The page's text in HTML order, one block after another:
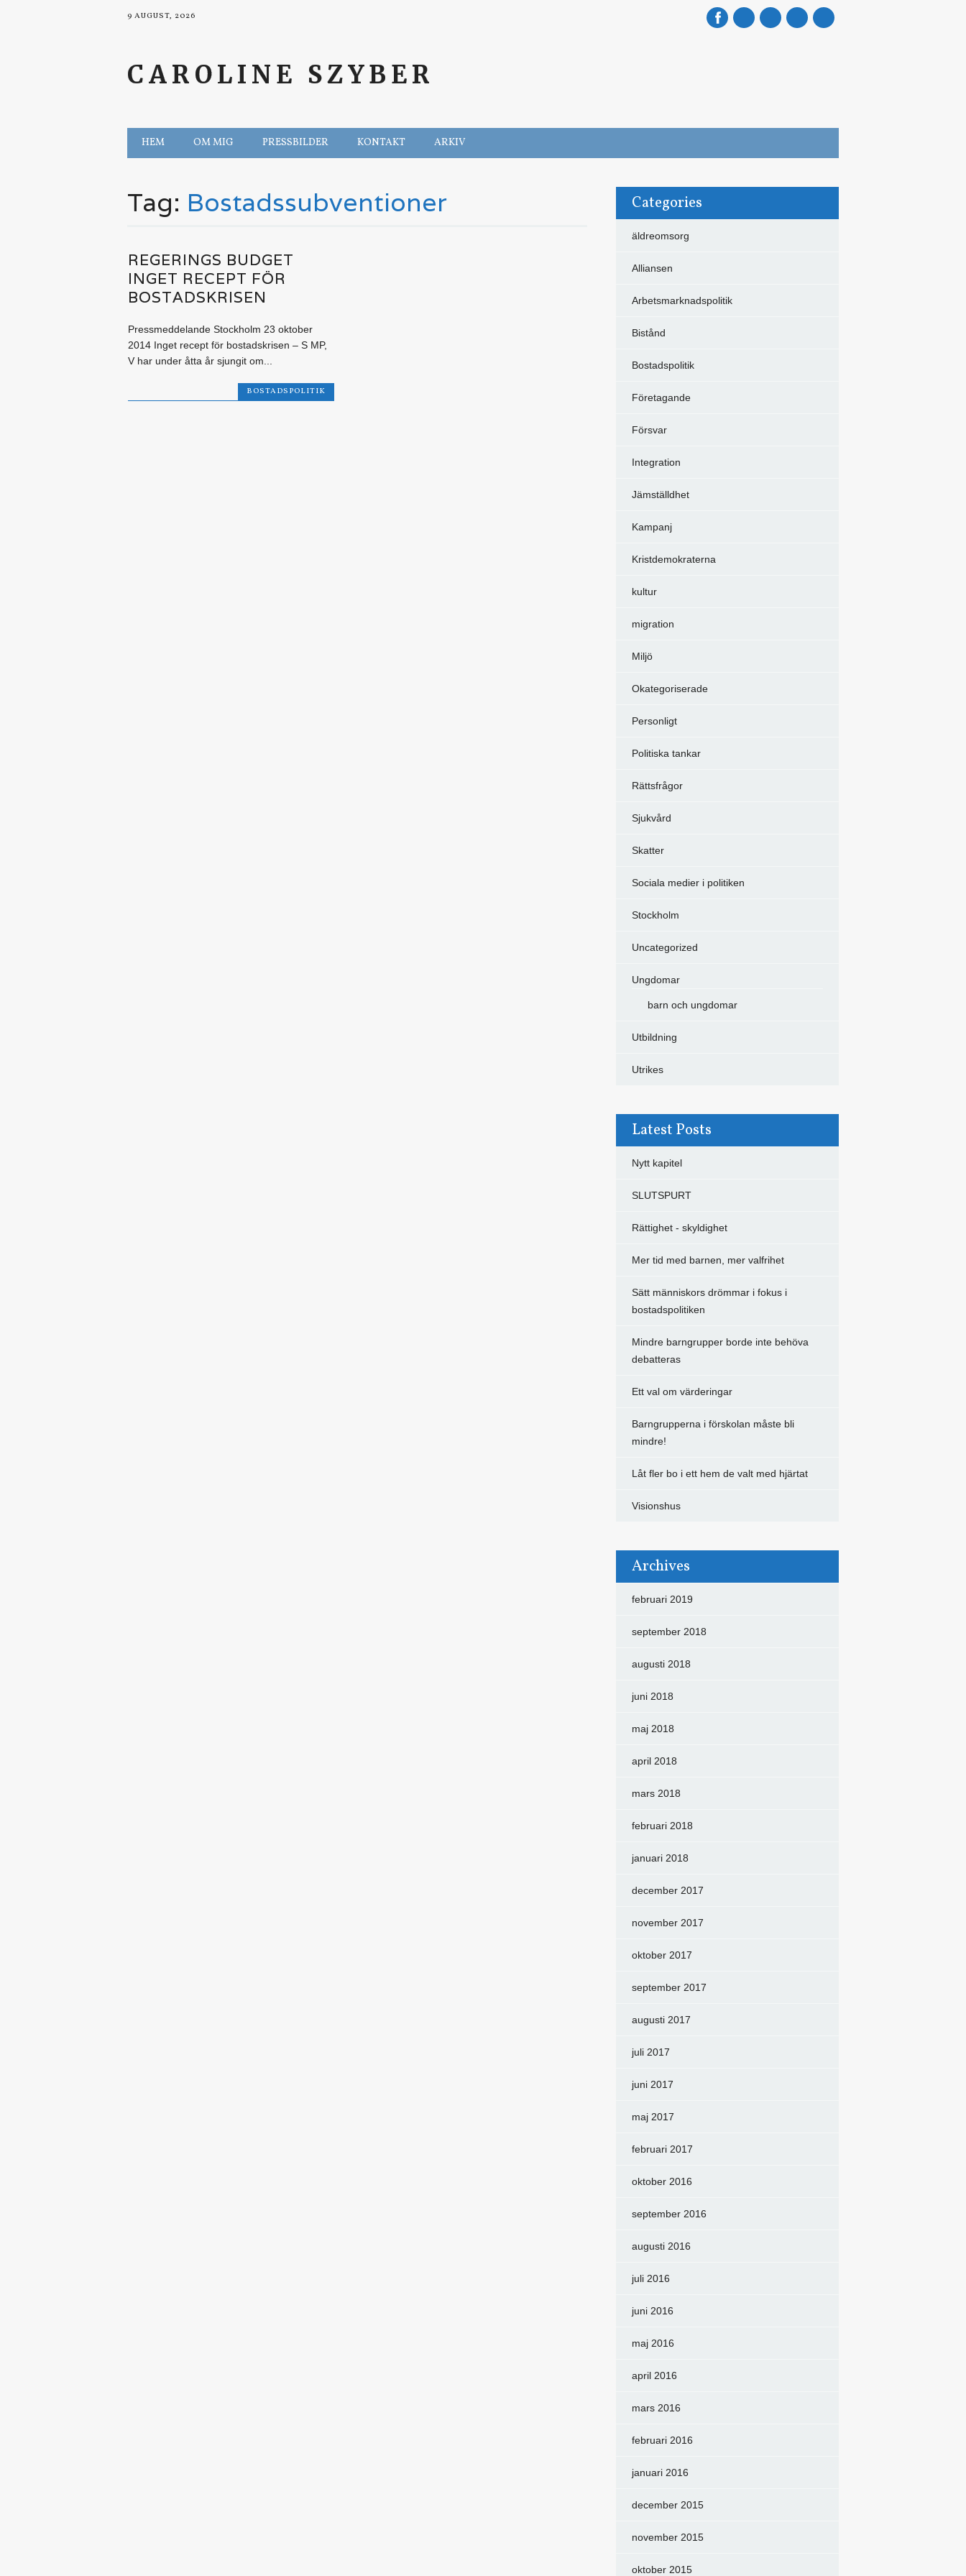
9 AUGUST, 2026
mail
CAROLINE SZYBER
Main menu
Skip to content
HEM OM MIG PRESSBILDER KONTAKT ARKIV
Tag: Bostadssubventioner
REGERINGS BUDGET
INGET RECEPT FÖR
BOSTADSKRISEN
Pressmeddelande Stockholm 23 oktober
2014 Inget recept för bostadskrisen – S MP,
V har under åtta år sjungit om...
BOSTADSPOLITIK
Categories
äldreomsorg
Alliansen
Arbetsmarknadspolitik
Bistånd
Bostadspolitik
Företagande
Försvar
Integration
Jämställdhet
Kampanj
Kristdemokraterna
kultur
migration
Miljö
Okategoriserade
Personligt
Politiska tankar
Rättsfrågor
Sjukvård
Skatter
Sociala medier i politiken
Stockholm
Uncategorized
Ungdomar
barn och ungdomar
Utbildning
Utrikes
Latest Posts
Nytt kapitel
SLUTSPURT
Rättighet - skyldighet
Mer tid med barnen, mer valfrihet
Sätt människors drömmar i fokus i
bostadspolitiken
Mindre barngrupper borde inte behöva
debatteras
Ett val om värderingar
Barngrupperna i förskolan måste bli
mindre!
Låt fler bo i ett hem de valt med hjärtat
Visionshus
Archives
februari 2019
september 2018
augusti 2018
juni 2018
maj 2018
april 2018
mars 2018
februari 2018
januari 2018
december 2017
november 2017
oktober 2017
september 2017
augusti 2017
juli 2017
juni 2017
maj 2017
februari 2017
oktober 2016
september 2016
augusti 2016
juli 2016
juni 2016
maj 2016
april 2016
mars 2016
februari 2016
januari 2016
december 2015
november 2015
oktober 2015